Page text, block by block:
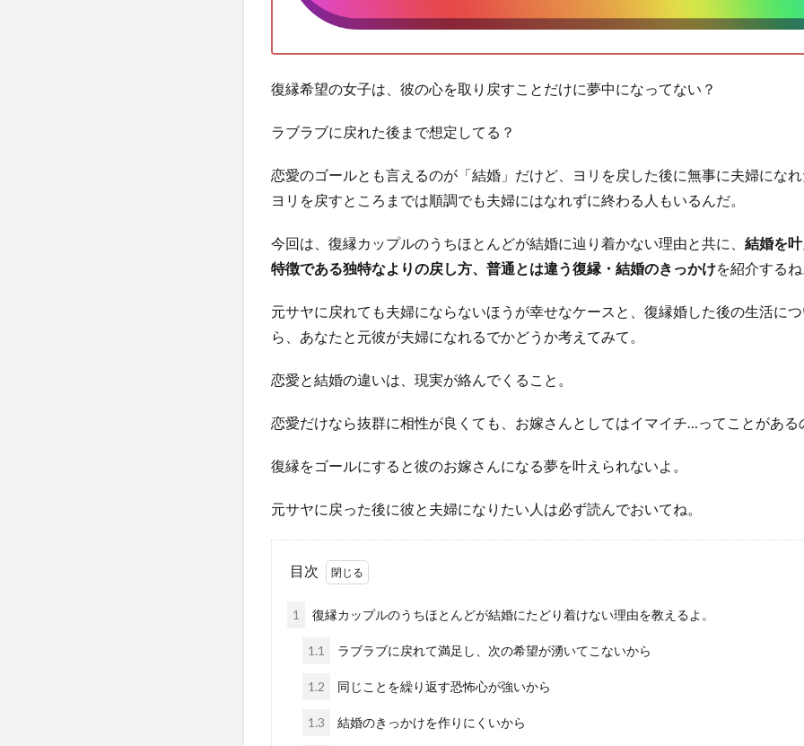
復縁希望の女子は、彼の心を取り戻すことだけに夢中になってない？
ラブラブに戻れた後まで想定してる？
恋愛のゴールとも言えるのが「結婚」だけど、ヨリを戻した後に無事に夫婦になれ
ヨリを戻すところまでは順調でも夫婦にはなれずに終わる人もいるんだ。
今回は、復縁カップルのうちほとんどが結婚に辿り着かない理由と共に、 結婚を
特徴である独特なよりの戻し方、普通とは違う復縁・結婚のきっかけを紹介するね
元サヤに戻れても夫婦にならないほうが幸せなケースと、復縁婚した後の生活に
ら、あなたと元彼が夫婦になれるでかどうか考えてみて。
恋愛と結婚の違いは、現実が絡んでくること。
恋愛だけなら抜群に相性が良くても、お嫁さんとしてはイマイチ…ってことがある
復縁をゴールにすると彼のお嫁さんになる夢を叶えられないよ。
元サヤに戻った後に彼と夫婦になりたい人は必ず読んでおいてね。
目次
1 復縁カップルのうちほとんどが結婚にたどり着けない理由を教えるよ。
1.1 ラブラブに戻れて満足し、次の希望が湧いてこないから
1.2 同じことを繰り返す恐怖心が強いから
1.3 結婚のきっかけを作りにくいから